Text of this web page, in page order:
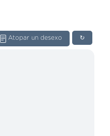
↻
Atopar un desexo